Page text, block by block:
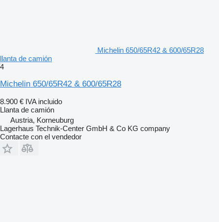
Michelin 650/65R42 & 600/65R28
llanta de camión
4
Michelin 650/65R42 & 600/65R28
8.900 € IVA incluido
Llanta de camión
Austria, Korneuburg
Lagerhaus Technik-Center GmbH & Co KG company
Contacte con el vendedor